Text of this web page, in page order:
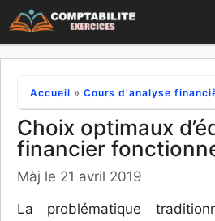
Aller
au
Accueil » Cours d'analyse
Choix optimaux
financier
Màj le 21 avril 2019
La problématique